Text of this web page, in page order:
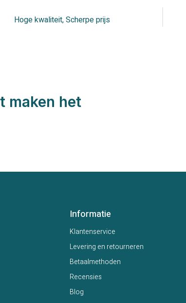
Hoge kwaliteit, Scherpe prijs
maken het
Informatie
Klantenservice
Levering en retourneren
Betaalmethoden
Recensies
Blog